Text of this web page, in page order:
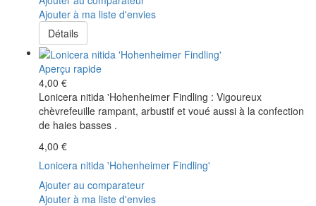
Ajouter à ma liste d'envies
Détails
Aperçu rapide
4,00 €
Lonicera nitida 'Hohenheimer Findling : Vigoureux
chèvrefeuille rampant, arbustif et voué aussi à la confection
de haies basses .
4,00 €
Lonicera nitida 'Hohenheimer Findling'
Ajouter au comparateur
Ajouter à ma liste d'envies